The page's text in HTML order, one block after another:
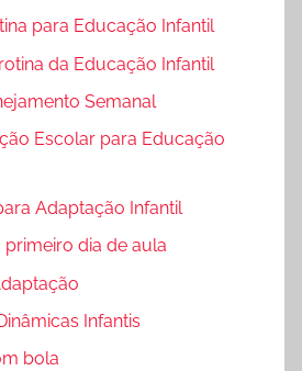
para Educação Infantil
da Educação Infantil
Semanal
Escolar para Educação
Adaptação Infantil
primeiro dia de aula
Infantis
bola